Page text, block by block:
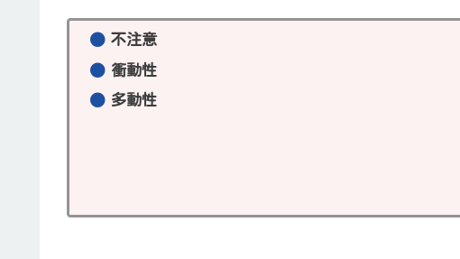
不注意
衝動性
多動性